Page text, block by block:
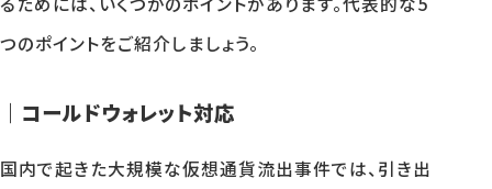
つのポイントをご紹介しましょう。
｜コールドウォレット対応
国内で起きた大規模な仮想通貨流出事件では、引き出